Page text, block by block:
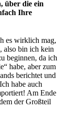
über die ein
Ihre
es wirklich mag,
also bin ich kein
beginnen, da ich
habe, aber zum
berichtet und
habe auch
Am Ende
der Großteil